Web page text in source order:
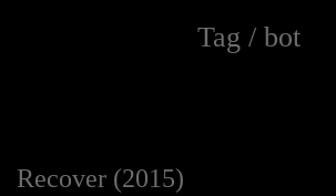
Tag / bot
Recover (2015)